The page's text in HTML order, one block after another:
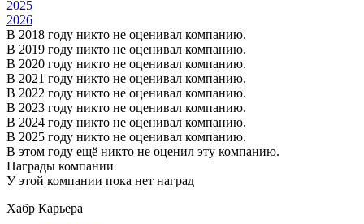
2025
2026
В 2018 году никто не оценивал компанию.
В 2019 году никто не оценивал компанию.
В 2020 году никто не оценивал компанию.
В 2021 году никто не оценивал компанию.
В 2022 году никто не оценивал компанию.
В 2023 году никто не оценивал компанию.
В 2024 году никто не оценивал компанию.
В 2025 году никто не оценивал компанию.
В этом году ещё никто не оценил эту компанию.
Награды компании
У этой компании пока нет наград
Хабр Карьера